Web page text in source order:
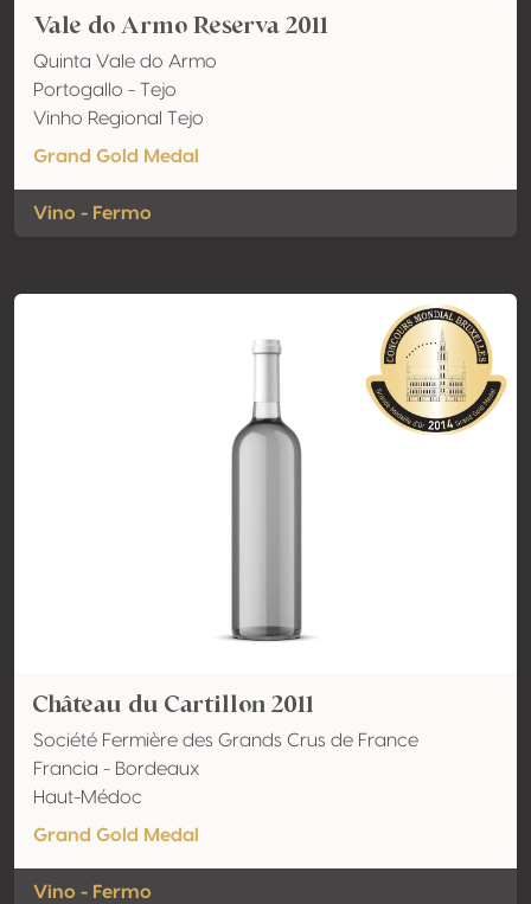
Vale do Armo Reserva 2011
Quinta Vale do Armo
Portogallo - Tejo
Vinho Regional Tejo
Grand Gold Medal
Vino - Fermo
Château du Cartillon 2011
Société Fermière des Grands Crus de France
Francia - Bordeaux
Haut-Médoc
Grand Gold Medal
Vino - Fermo